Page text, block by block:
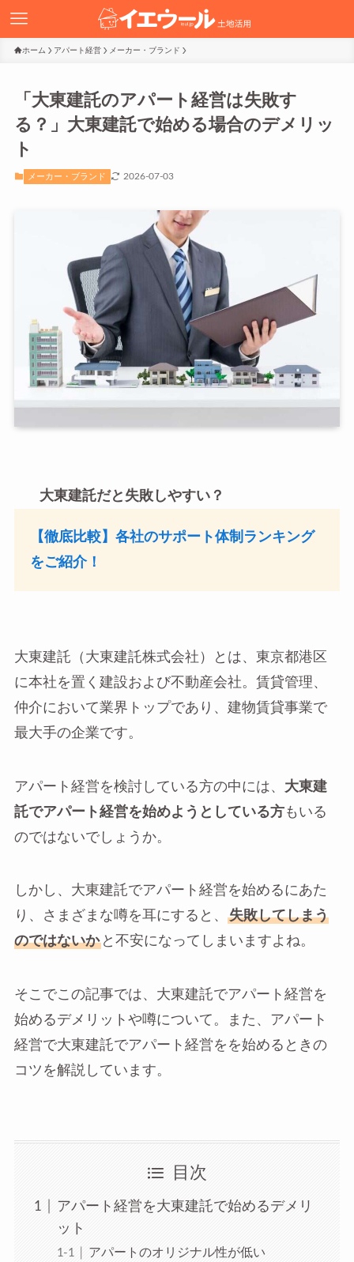
ホーム アパート経営 メーカー・ブランド
「大東建託のアパート経営は失敗す
る？」大東建託で始める場合のデメリッ
ト
メーカー・ブランド 2026-07-03
大東建託だと失敗しやすい？
【徹底比較】各社のサポート体制ランキング
をご紹介！
大東建託（大東建託株式会社）とは、東京都港区
に本社を置く建設および不動産会社。賃貸管理、
仲介において業界トップであり、建物賃貸事業で
最大手の企業です。
アパート経営を検討している方の中には、 大東建
託でアパート経営を始めようとしている方もいる
のではないでしょうか。
しかし、大東建託でアパート経営を始めるにあた
り、さまざまな噂を耳にすると、
失敗してしまう
のではないかと不安になってしまいますよね。
そこでこの記事では、大東建託でアパート経営を
始めるデメリットや噂について。また、アパート
経営で大東建託でアパート経営をを始めるときの
コツを解説しています。
目次
アパート経営を大東建託で始めるデメリ
ット
アパートのオリジナル性が低い